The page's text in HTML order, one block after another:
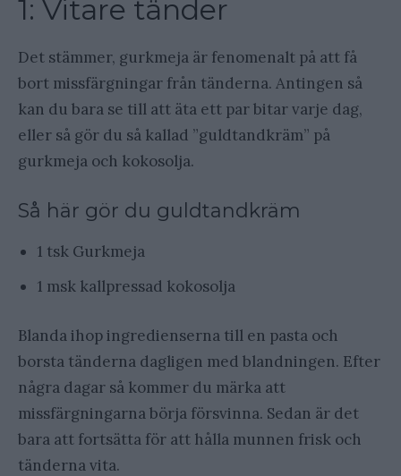
1: Vitare tänder
Det stämmer, gurkmeja är fenomenalt på att få
bort missfärgningar från tänderna. Antingen så
kan du bara se till att äta ett par bitar varje dag,
eller så gör du så kallad ”guldtandkräm” på
gurkmeja och kokosolja.
Så här gör du guldtandkräm
1 tsk Gurkmeja
1 msk kallpressad kokosolja
Blanda ihop ingredienserna till en pasta och
borsta tänderna dagligen med blandningen. Efter
några dagar så kommer du märka att
missfärgningarna börja försvinna. Sedan är det
bara att fortsätta för att hålla munnen frisk och
tänderna vita.